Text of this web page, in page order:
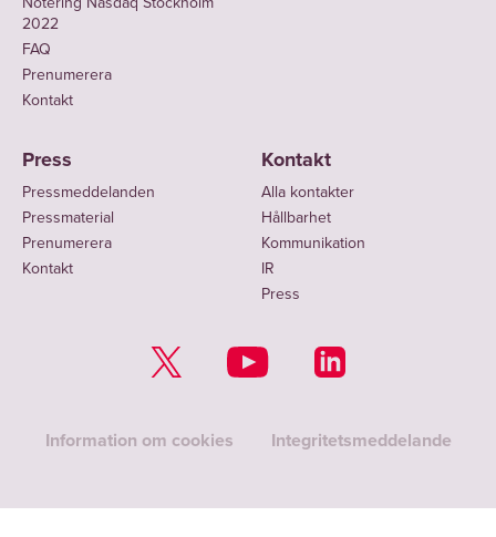
2022
FAQ
Prenumerera
Kontakt
Press
Pressmeddelanden
Pressmaterial
Prenumerera
Kontakt
Kontakt
Alla kontakter
Hållbarhet
Kommunikation
IR
Press
Information om cookies Integritetsmeddelande